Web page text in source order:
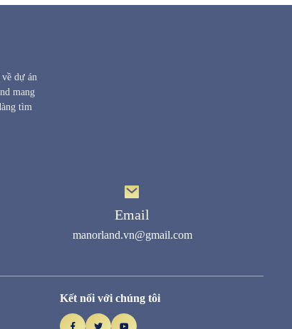
dự án
mang
tìm
Email
manorland.vn@gmail.com
Kết nối với chúng tôi